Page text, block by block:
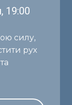
19:00
силу,
рух